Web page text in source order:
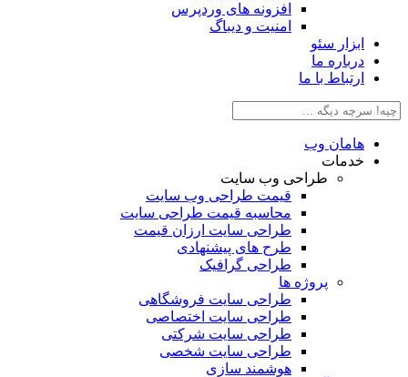
افزونه های وردپرس
امنیت و دیباگ
سئو
ما
با ما
وب
طراحی وب سایت
قیمت طراحی وب سایت
محاسبه قیمت طراحی سایت
طراحی سایت ارزان قیمت
طرح های پیشنهادی
طراحی گرافیک
پروژه ها
طراحی سایت فروشگاهی
طراحی سایت اختصاصی
طراحی سایت شرکتی
طراحی سایت شخصی
هوشمند سازی